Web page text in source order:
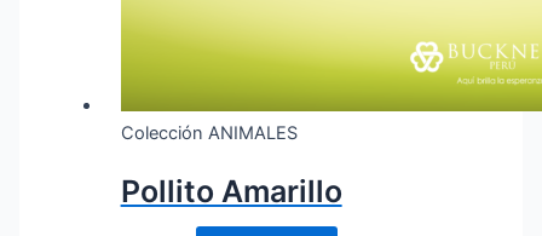
Colección ANIMALES
Pollito Amarillo